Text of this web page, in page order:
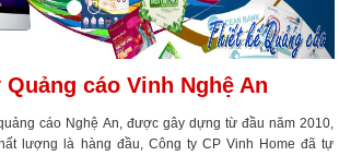
Quảng cáo Vinh Nghệ An
cáo Nghệ An, được gây dựng từ đầu năm 2010,
lượng là hàng đầu, Công ty CP Vinh Home đã tự